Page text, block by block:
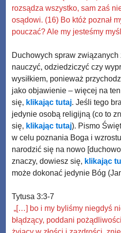
rozsądza wszystko, sam zaś
osądowi. (16) Bo któż poznał
pouczać? Ale my jesteśmy
Duchowych spraw
nauczyć, odziedziczyć czy
wysiłkiem, ponieważ
jako objawienie – więcej na
się, klikając tutaj. Jeśli tego
jedynie osobą religijną (co to
się, klikając tutaj). Pismo
w celu poznania Boga i
narodzić się na nowo
znaczy, dowiesz się, klikając
może dokonać jedynie Bóg
Tytusa 3:3-7
„[…] bo i my byliśmy niegdyś
błądzący, poddani